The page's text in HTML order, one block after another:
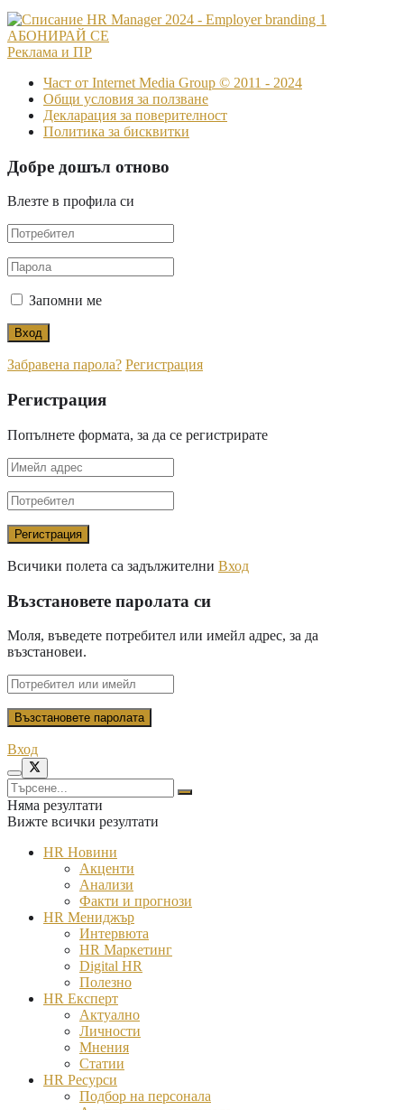
АБОНИРАЙ СЕ
Реклама и ПР
Част от Internet Media Group © 2011 - 2024
Общи условия за ползване
Декларация за поверителност
Политика за бисквитки
Добре дошъл отново
Влезте в профила си
Запомни ме
Забравена парола? Регистрация
Регистрация
Попълнете формата, за да се регистрирате
Всичики полета са задължителни Вход
Възстановете паролата си
Моля, въведете потребител или имейл адрес, за да
възстановеи.
Вход
Няма резултати
Вижте всички резултати
HR Новини
Акценти
Анализи
Факти и прогнози
HR Мениджър
Интервюта
HR Маркетинг
Digital HR
Полезно
HR Експерт
Актуално
Личности
Мнения
Статии
HR Ресурси
Подбор на персонала